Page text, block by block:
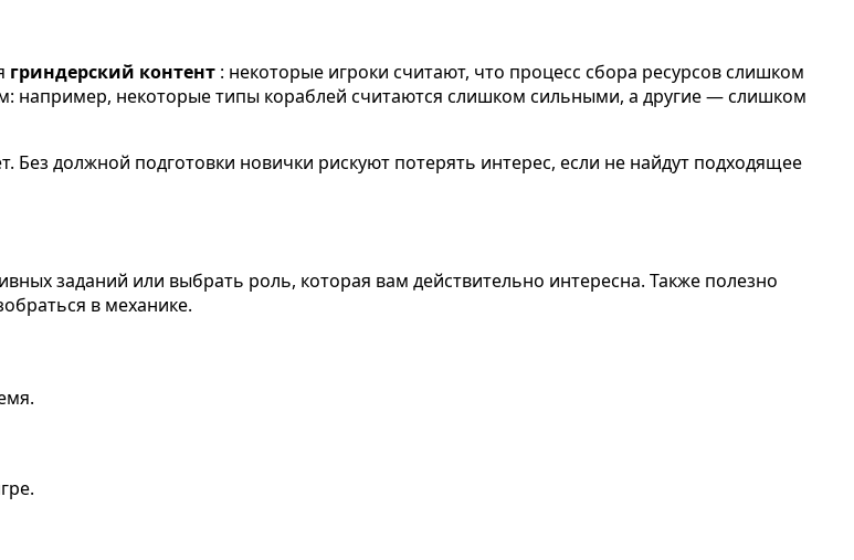
гриндерский контент : некоторые игроки считают, что процесс сбора ресурсов слишком
например, некоторые типы кораблей считаются слишком сильными, а другие — слишком
должной подготовки новички рискуют потерять интерес, если не найдут подходящее
заданий или выбрать роль, которая вам действительно интересна. Также полезно
в механике.